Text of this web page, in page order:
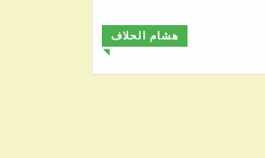
هشام الحلاف
◥